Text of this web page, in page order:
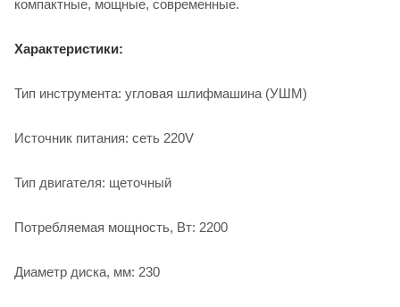
компактные, мощные, современные.
Характеристики:
Тип инструмента: угловая шлифмашина (УШМ)
Источник питания: сеть 220V
Тип двигателя: щеточный
Потребляемая мощность, Вт: 2200
Диаметр диска, мм: 230